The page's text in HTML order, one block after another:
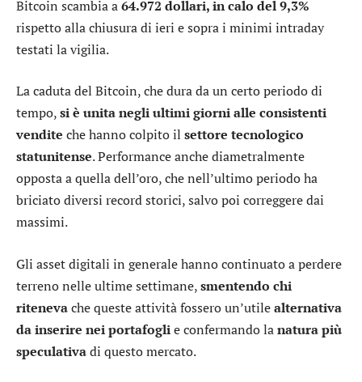
Bitcoin scambia a64.972 dollari, in calo del 9,3%
rispetto alla chiusura di ieri e sopra i minimi intraday
testati la vigilia.
La caduta del Bitcoin, che dura da un certo periodo di
tempo,si è unita negli ultimi giorni alle consistenti
vendite che hanno colpito il settore tecnologico
statunitense. Performance anche diametralmente
opposta a quella dell’oro, che nell’ultimo periodo ha
briciato diversi record storici, salvo poi correggere dai
massimi.
Gli asset digitali in generale hanno continuato a perdere
terreno nelle ultime settimane,smentendo chi
ritenevache queste attività fossero un’utilealternativa
da inserire nei portafoglie confermando lanatura più
speculativadi questo mercato.